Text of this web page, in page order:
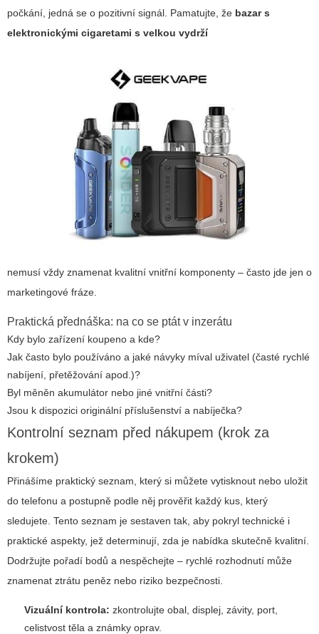
počkání, jedná se o pozitivní signál. Pamatujte, že bazar s
elektronickými cigaretami s velkou vydrží
nemusí vždy znamenat kvalitní vnitřní komponenty – často jde jen o
marketingové fráze.
Praktická přednáška: na co se ptát v inzerátu
Kdy bylo zařízení koupeno a kde?
Jak často bylo používáno a jaké návyky míval uživatel (časté rychlé
nabíjení, přetěžování apod.)?
Byl měněn akumulátor nebo jiné vnitřní části?
Jsou k dispozici originální příslušenství a nabíječka?
Kontrolní seznam před nákupem (krok za
krokem)
Přinášíme praktický seznam, který si můžete vytisknout nebo uložit
do telefonu a postupně podle něj prověřit každý kus, který
sledujete. Tento seznam je sestaven tak, aby pokryl technické i
praktické aspekty, jež determinují, zda je nabídka skutečně kvalitní.
Dodržujte pořadí bodů a nespěchejte – rychlé rozhodnutí může
znamenat ztrátu peněz nebo riziko bezpečnosti.
Vizuální kontrola: zkontrolujte obal, displej, závity, port,
celistvost těla a známky oprav.